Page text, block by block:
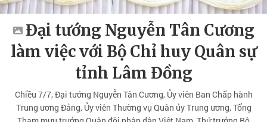
Đại tướng Nguyễn Tân Cương
làm việc với Bộ Chỉ huy Quân sự
tỉnh Lâm Đồng
Chiều 7/7, Đại tướng Nguyễn Tân Cương, Ủy viên Ban Chấp hành
Trung ương Đảng, Ủy viên Thường vụ Quân ủy Trung ương, Tổng